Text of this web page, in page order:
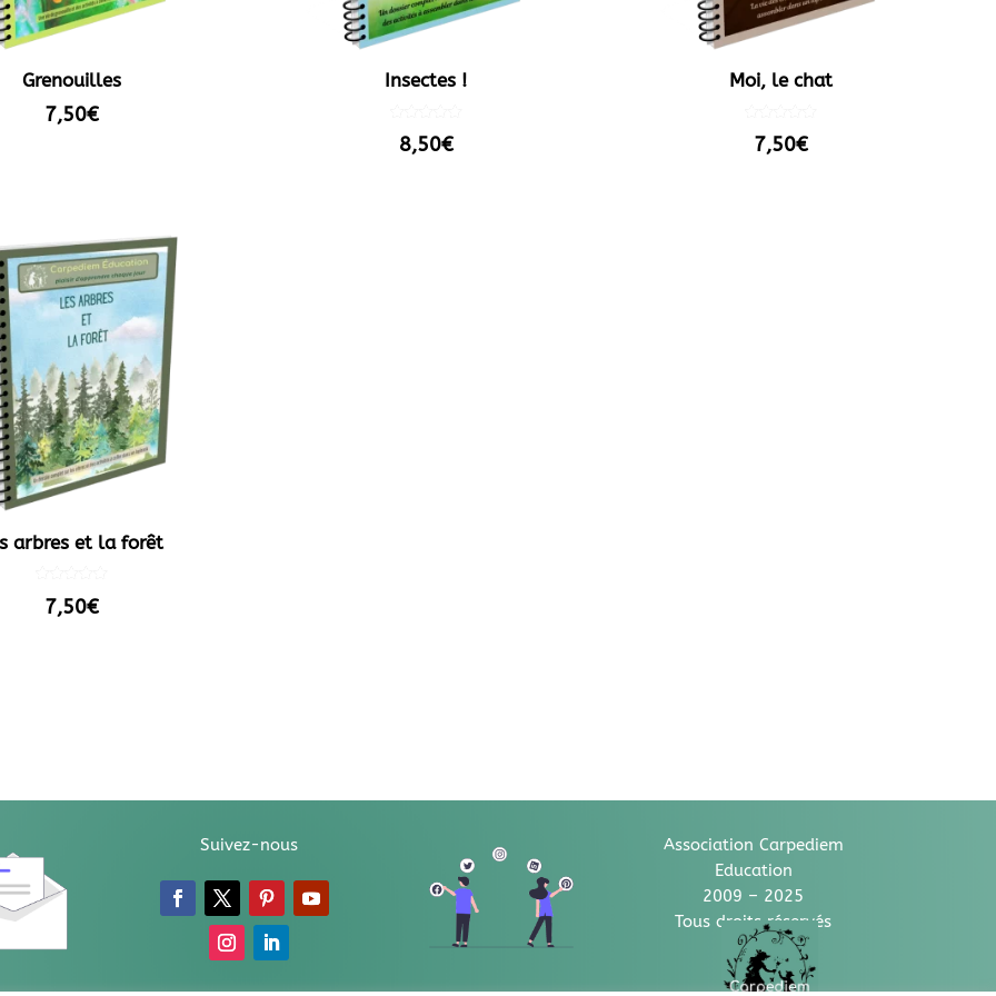
Grenouilles
7,50€
Insectes !
5.00
sur 5
8,50€
Moi, le chat
5.00
sur 5
7,50€
arbres et la forêt
5.00
sur 5
7,50€
Suivez-nous
Association Carpediem
Education
2009 – 2025
Tous droits réservés